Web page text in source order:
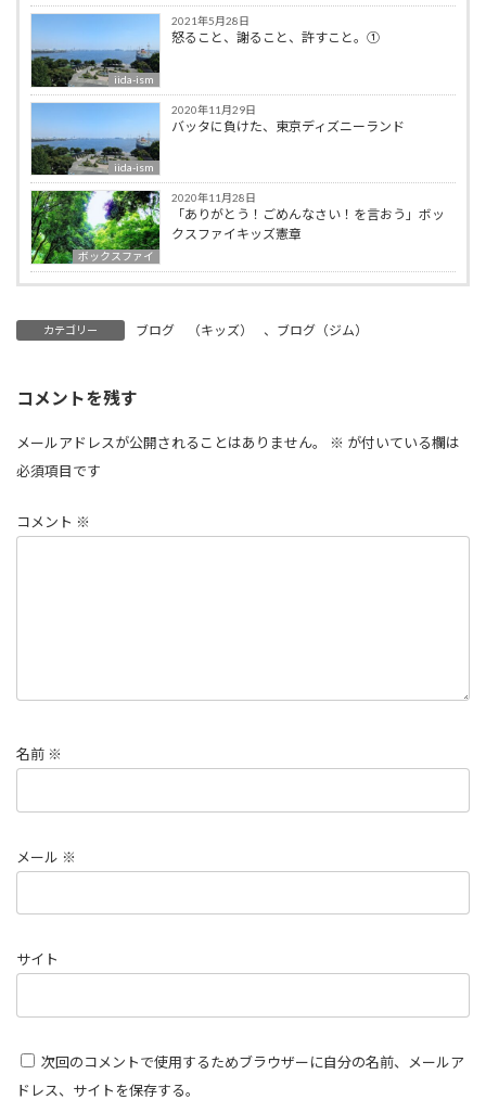
iida-ism
2021年5月28日
怒ること、謝ること、許すこと。①
iida-ism
2020年11月29日
バッタに負けた、東京ディズニーランド
ボックスファイ
2020年11月28日
「ありがとう！ごめんなさい！を言おう」ボッ
クスファイキッズ憲章
カテゴリー ブログ （キッズ） 、 ブログ（ジム）
コメントを残す
メールアドレスが公開されることはありません。 ※ が付いている欄は
必須項目です
コメント ※
名前 ※
メール ※
サイト
次回のコメントで使用するためブラウザーに自分の名前、メールア
ドレス、サイトを保存する。